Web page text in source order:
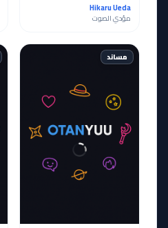
Hikaru Ueda
مؤدي الصوت
مساند